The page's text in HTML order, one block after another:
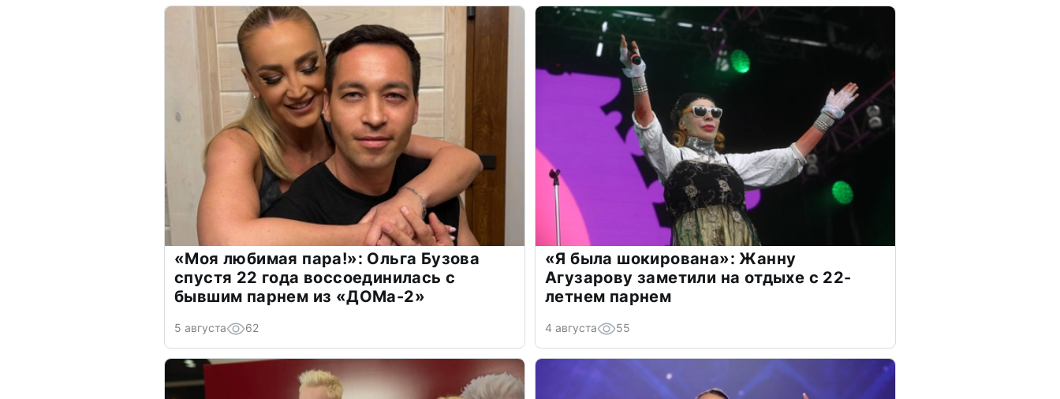
«Моя любимая пара!»: Ольга Бузова
спустя 22 года воссоединилась с
бывшим парнем из «ДОМа-2»
5 августа 62
«Я была шокирована»: Жанну
Агузарову заметили на отдыхе с 22-
летнем парнем
4 августа 55